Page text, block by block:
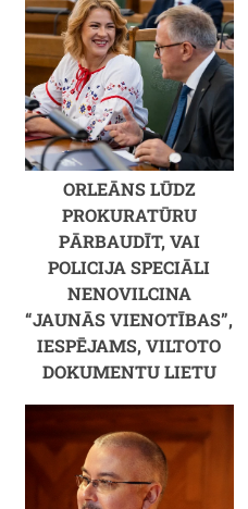
ORLEĀNS LŪDZ
PROKURATŪRU
PĀRBAUDĪT, VAI
POLICIJA SPECIĀLI
NENOVILCINA
“JAUNĀS VIENOTĪBAS”,
IESPĒJAMS, VILTOTO
DOKUMENTU LIETU